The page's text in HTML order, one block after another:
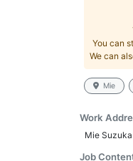
You can
We can
Mie
Work
Mie Suzuka
Job